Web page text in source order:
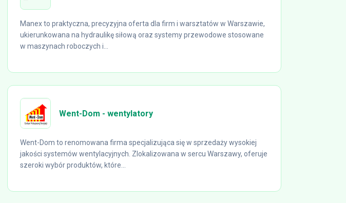
Manex to praktyczna, precyzyjna oferta dla firm i warsztatów w Warszawie,
ukierunkowana na hydraulikę siłową oraz systemy przewodowe stosowane
w maszynach roboczych i...
Went-Dom - wentylatory
Went-Dom to renomowana firma specjalizująca się w sprzedaży wysokiej
jakości systemów wentylacyjnych. Zlokalizowana w sercu Warszawy, oferuje
szeroki wybór produktów, które...